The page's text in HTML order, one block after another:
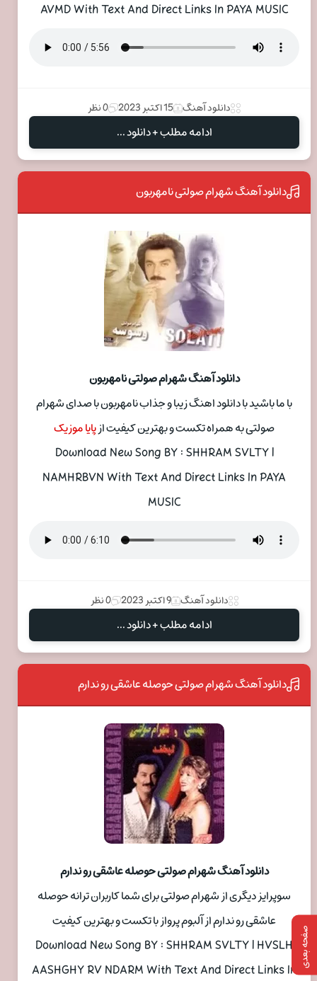
AVMD With Text And Direct Links In PAYA MUSIC
دانلود آهنگ 15 اکتبر 2023 0 نظر
ادامه مطلب + دانلود ...
دانلود آهنگ شهرام صولتی نامهربون
دانلود آهنگ شهرام صولتی نامهربون
با ما باشید با دانلود اهنگ زیبا و جذاب نامهربون با صدای شهرام
صولتی به همراه تکست و بهترین کیفیت ازپایا موزیک
Download New Song BY : SHHRAM SVLTY |
NAMHRBVN With Text And Direct Links In PAYA
MUSIC
دانلود آهنگ 9 اکتبر 2023 0 نظر
ادامه مطلب + دانلود ...
دانلود آهنگ شهرام صولتی حوصله عاشقی رو ندارم
دانلود آهنگ شهرام صولتی حوصله عاشقی رو ندارم
سوپرایز دیگری از شهرام صولتی برای شما کاربران ترانه حوصله
عاشقی رو ندارم از آلبوم پرواز با تکست و بهترین کیفیت
Download New Song BY : SHHRAM SVLTY | HVSLH
AASHGHY RV NDARM With Text And Direct Links In
صفحه بعدی